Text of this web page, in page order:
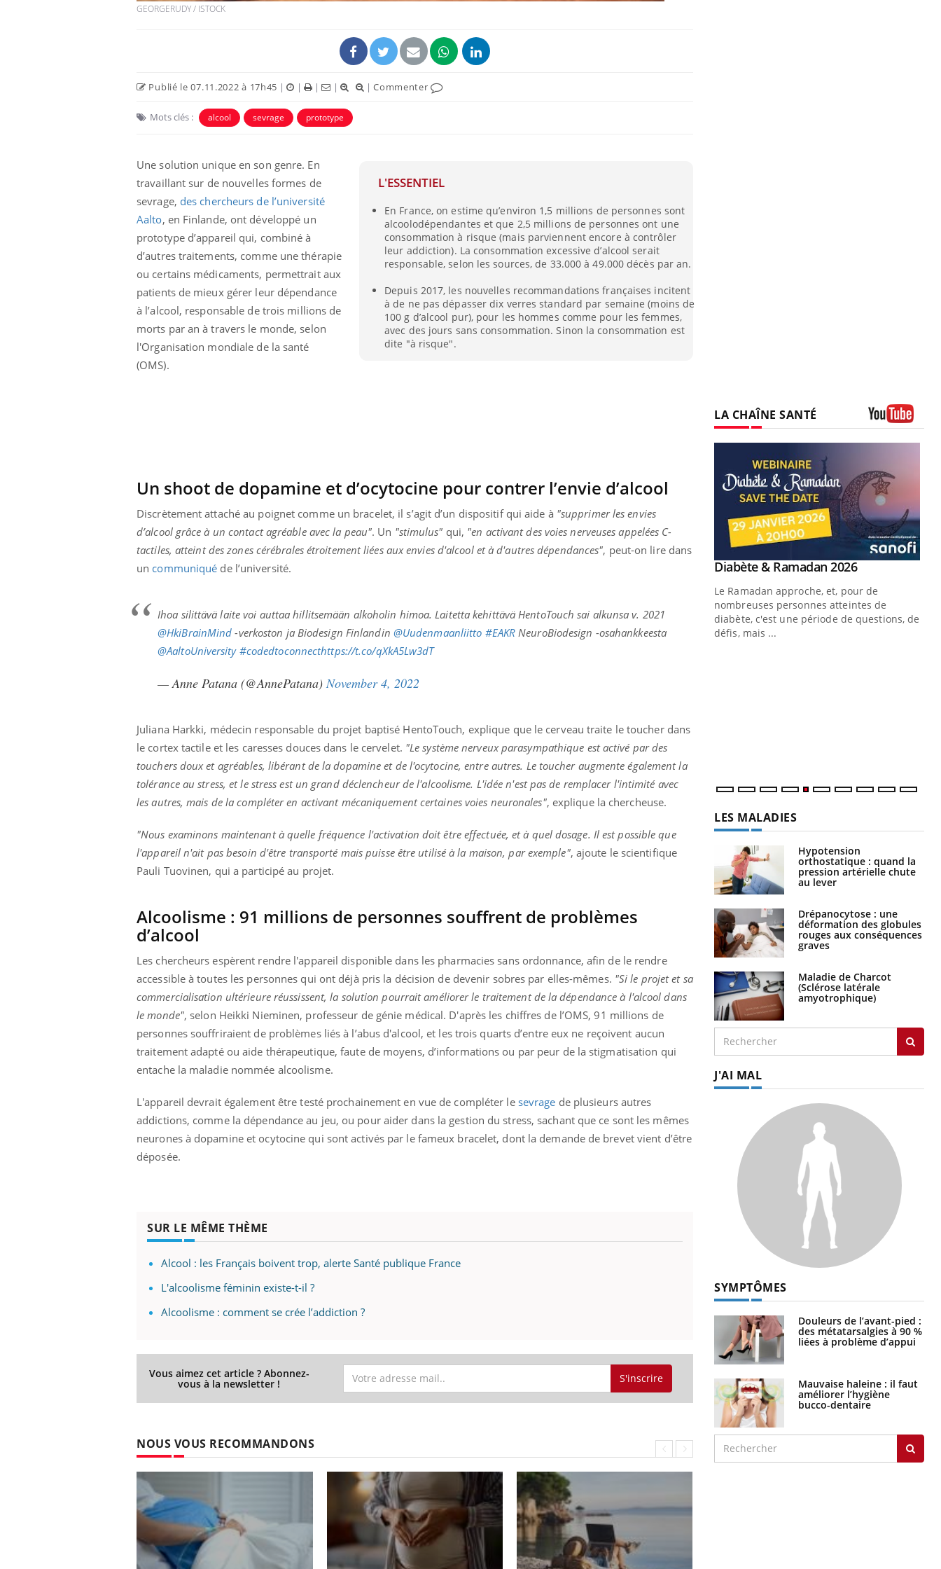
GEORGERUDY / ISTOCK
Publié le 07.11.2022 à 17h45 | | | | |Commenter
Mots clés : alcool sevrage prototype
L'ESSENTIEL
En France, on estime qu’environ 1,5 millions de personnes sont
alcoolodépendantes et que 2,5 millions de personnes ont une
consommation à risque (mais parviennent encore à contrôler
leur addiction). La consommation excessive d’alcool serait
responsable, selon les sources, de 33.000 à 49.000 décès par an.
Depuis 2017, les nouvelles recommandations françaises incitent
à de ne pas dépasser dix verres standard par semaine (moins de
100 g d’alcool pur), pour les hommes comme pour les femmes,
avec des jours sans consommation. Sinon la consommation est
dite "à risque".
Une solution unique en son genre. En
travaillant sur de nouvelles formes de
sevrage, des chercheurs de l’université
Aalto, en Finlande, ont développé un
prototype d’appareil qui, combiné à
d’autres traitements, comme une thérapie
ou certains médicaments, permettrait aux
patients de mieux gérer leur dépendance
à l’alcool, responsable de trois millions de
morts par an à travers le monde, selon
l'Organisation mondiale de la santé
(OMS).
Un shoot de dopamine et d’ocytocine pour contrer l’envie d’alcool
Discrètement attaché au poignet comme un bracelet, il s’agit d’un dispositif qui aide à "supprimer les envies
d’alcool grâce à un contact agréable avec la peau". Un "stimulus" qui, "en activant des voies nerveuses appelées C-
tactiles, atteint des zones cérébrales étroitement liées aux envies d'alcool et à d'autres dépendances", peut-on lire dans
un communiqué de l’université.
Ihoa silittävä laite voi auttaa hillitsemään alkoholin himoa. Laitetta kehittävä HentoTouch sai alkunsa v. 2021
@HkiBrainMind -verkoston ja Biodesign Finlandin @Uudenmaanliitto #EAKR NeuroBiodesign -osahankkeesta
@AaltoUniversity #codedtoconnecthttps://t.co/qXkA5Lw3dT
— Anne Patana (@AnnePatana)November 4, 2022
Juliana Harkki, médecin responsable du projet baptisé HentoTouch, explique que le cerveau traite le toucher dans
le cortex tactile et les caresses douces dans le cervelet. "Le système nerveux parasympathique est activé par des
touchers doux et agréables, libérant de la dopamine et de l'ocytocine, entre autres. Le toucher augmente également la
tolérance au stress, et le stress est un grand déclencheur de l'alcoolisme. L'idée n'est pas de remplacer l'intimité avec
les autres, mais de la compléter en activant mécaniquement certaines voies neuronales", explique la chercheuse.
"Nous examinons maintenant à quelle fréquence l'activation doit être effectuée, et à quel dosage. Il est possible que
l'appareil n'ait pas besoin d'être transporté mais puisse être utilisé à la maison, par exemple", ajoute le scientifique
Pauli Tuovinen, qui a participé au projet.
Alcoolisme : 91 millions de personnes souffrent de problèmes
d’alcool
Les chercheurs espèrent rendre l'appareil disponible dans les pharmacies sans ordonnance, afin de le rendre
accessible à toutes les personnes qui ont déjà pris la décision de devenir sobres par elles-mêmes. "Si le projet et sa
commercialisation ultérieure réussissent, la solution pourrait améliorer le traitement de la dépendance à l'alcool dans
le monde", selon Heikki Nieminen, professeur de génie médical. D'après les chiffres de l’OMS, 91 millions de
personnes souffriraient de problèmes liés à l’abus d'alcool, et les trois quarts d’entre eux ne reçoivent aucun
traitement adapté ou aide thérapeutique, faute de moyens, d’informations ou par peur de la stigmatisation qui
entache la maladie nommée alcoolisme.
L'appareil devrait également être testé prochainement en vue de compléter le sevrage de plusieurs autres
addictions, comme la dépendance au jeu, ou pour aider dans la gestion du stress, sachant que ce sont les mêmes
neurones à dopamine et ocytocine qui sont activés par le fameux bracelet, dont la demande de brevet vient d’être
déposée.
SUR LE MÊME THÈME
Alcool : les Français boivent trop, alerte Santé publique France
L'alcoolisme féminin existe-t-il ?
Alcoolisme : comment se crée l’addiction ?
Vous aimez cet article ? Abonnez-
vous à la newsletter ! S'inscrire
NOUS VOUS RECOMMANDONS
LA CHAÎNE SANTÉ
Insuline & Charge mentale : et si on
Youtube
En 2026, l'insuline dans le diabète de type 2
reste entourée d'idées reçues chez les
patients comme parfois chez les soignants.
rythme de vie ! Vacances, plage, piscine,
soleil, activités en plein air… Nos mains
sont ...
Youtube
Diabète & Ramadan 2026Youtube
Le Ramadan approche, et, pour de
nombreuses personnes atteintes de
diabète, c'est une période de questions, de
défis, mais ...
LES MALADIES
Hypotension
orthostatique : quand la
pression artérielle chute
au lever
Drépanocytose : une
déformation des globules
rouges aux conséquences
graves
Maladie de Charcot
(Sclérose latérale
amyotrophique)
J'AI MAL
SYMPTÔMES
Douleurs de l’avant-pied :
des métatarsalgies à 90 %
liées à problème d’appui
Mauvaise haleine : il faut
améliorer l’hygiène
bucco-dentaire